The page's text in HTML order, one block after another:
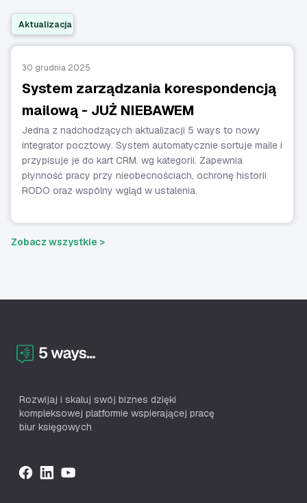
Aktualizacja
30 grudnia 2025
System zarządzania korespondencją
mailową - JUŻ NIEBAWEM
Jedna z nadchodzących aktualizacji 5 ways to nowy
integrator pocztowy. System automatycznie sortuje maile i
przypisuje je do kart CRM. wg kategorii. Zapewnia
płynność pracy przy nieobecnościach, ochronę historii
RODO oraz wspólny wgląd w ustalenia.
Zobacz wszystkie >
Rozwijaj i skaluj swój biznes dzięki
kompleksowej platformie wspierającej pracę
biur księgowych